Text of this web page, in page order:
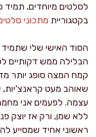
לסלטים מיוחדים,
בקטגוריית מתכוני
הסוד האישי שלי
הבלילה ממש דקותיים
קמח המצה סופג יותר
שאוהב מעט קראנצ'יות,
ללא שמן, ורק אז יוצק
ראשוני אחיד שמסייע